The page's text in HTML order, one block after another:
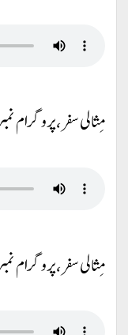
مِثالی سفر، پروگرام نمبر
مِثالی سفر، پروگرام نمبر